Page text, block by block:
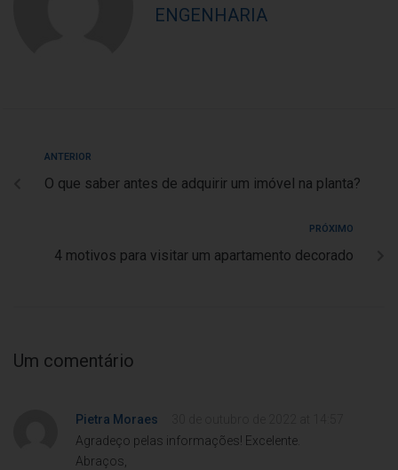
ENGENHARIA
ANTERIOR
O que saber antes de adquirir um imóvel na planta?
PRÓXIMO
4 motivos para visitar um apartamento decorado
Um comentário
Pietra Moraes
Agradeço pelas informações! Excelente.
Abraços,